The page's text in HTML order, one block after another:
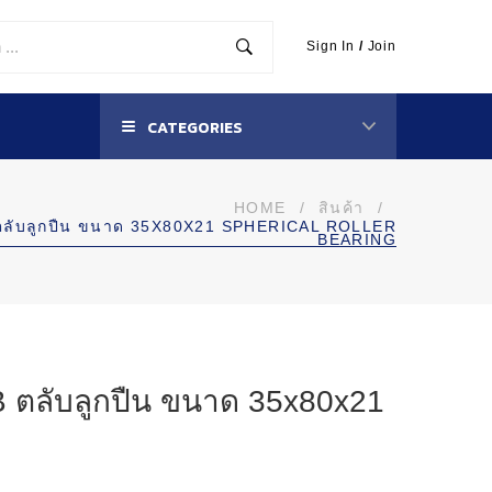
Sign In / Join
CATEGORIES
HOME / สินค้า
/
บลูกปืน ขนาด 35X80X21 SPHERICAL ROLLER
BEARING
ตลับลูกปืน ขนาด 35x80x21